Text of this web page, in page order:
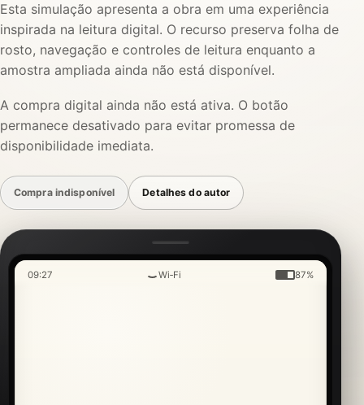
09:27 Wi‑Fi 87%
Esta simulação apresenta a obra em uma experiência
inspirada na leitura digital. O recurso preserva folha de
rosto, navegação e controles de leitura enquanto a
amostra ampliada ainda não está disponível.
A compra digital ainda não está ativa. O botão
permanece desativado para evitar promessa de
disponibilidade imediata.
Compra indisponível Detalhes do autor